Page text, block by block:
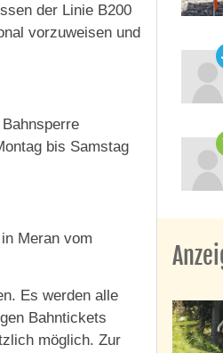
der Linie B200
vorzuweisen und
bis Samstag
Meran vom
Es werden alle
Bahntickets
möglich. Zur